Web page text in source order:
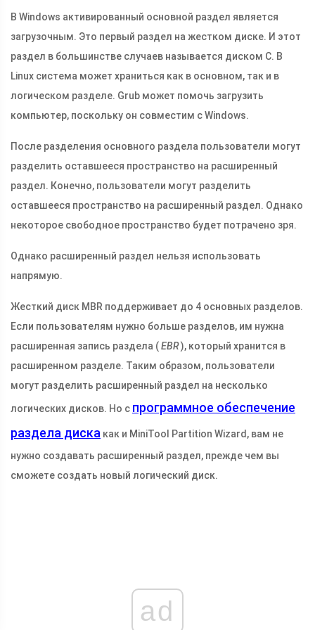
В Windows активированный основной раздел является
загрузочным. Это первый раздел на жестком диске. И этот
раздел в большинстве случаев называется диском C. В
Linux система может храниться как в основном, так и в
логическом разделе. Grub может помочь загрузить
компьютер, поскольку он совместим с Windows.
После разделения основного раздела пользователи могут
разделить оставшееся пространство на расширенный
раздел. Конечно, пользователи могут разделить
оставшееся пространство на расширенный раздел. Однако
некоторое свободное пространство будет потрачено зря.
Однако расширенный раздел нельзя использовать
напрямую.
Жесткий диск MBR поддерживает до 4 основных разделов.
Если пользователям нужно больше разделов, им нужна
расширенная запись раздела (EBR), который хранится в
расширенном разделе. Таким образом, пользователи
могут разделить расширенный раздел на несколько
логических дисков. Но с программное обеспечение
раздела диска как и MiniTool Partition Wizard, вам не
нужно создавать расширенный раздел, прежде чем вы
сможете создать новый логический диск.
ad